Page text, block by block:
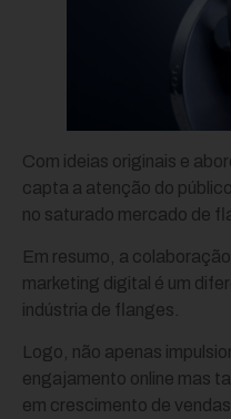
Com ideias originais e
capta a atenção do
no saturado mercado de
Em resumo, a
marketing digital é um
indústria de flanges.
Logo, não apenas
engajamento online mas
em crescimento de